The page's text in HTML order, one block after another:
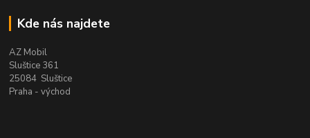
Kde nás najdete
AZ Mobil
Sluštice 361
25084 Sluštice
Praha - východ